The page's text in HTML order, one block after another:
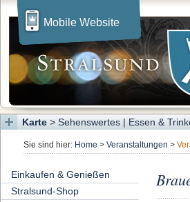
Mobile Website
Karte > Sehenswertes | Essen &
Sie sind hier: Home > Veranstaltungen >
Einkaufen & Genießen
Stralsund-Shop